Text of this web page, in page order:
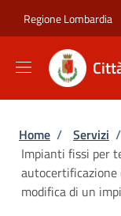
Regione Lombardia
Briciole
Home / Servizi /
Impianti fissi per
modifica di un